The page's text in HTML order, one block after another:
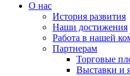
О нас
История развития
Наши достижения
Работа в нашей
Партнерам
Торговые
Выставки и